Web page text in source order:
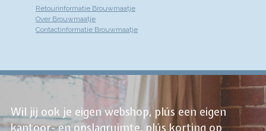
Retourinformatie Brouwmaatje
Over Brouwmaatje
Contactinformatie Brouwmaatje
Wil jij ook je eigen webshop, plús een eigen
kantoor- en opslagruimte, plús korting op